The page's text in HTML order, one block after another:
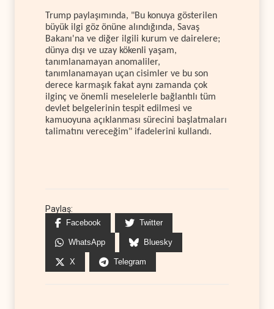
Trump paylaşımında, "Bu konuya gösterilen
büyük ilgi göz önüne alındığında, Savaş
Bakanı'na ve diğer ilgili kurum ve dairelere;
dünya dışı ve uzay kökenli yaşam,
tanımlanamayan anomaliler,
tanımlanamayan uçan cisimler ve bu son
derece karmaşık fakat aynı zamanda çok
ilginç ve önemli meselelerle bağlantılı tüm
devlet belgelerinin tespit edilmesi ve
kamuoyuna açıklanması sürecini başlatmaları
talimatını vereceğim" ifadelerini kullandı.
Paylaş:
Facebook Twitter
WhatsApp Bluesky
X Telegram